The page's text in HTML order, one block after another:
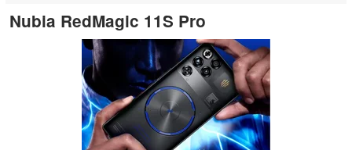
Nubia RedMagic 11S Pro